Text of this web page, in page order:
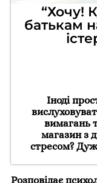
“Хочу!
батькам
Іноді
вимагань
магазин з
стресом?
Розповідає